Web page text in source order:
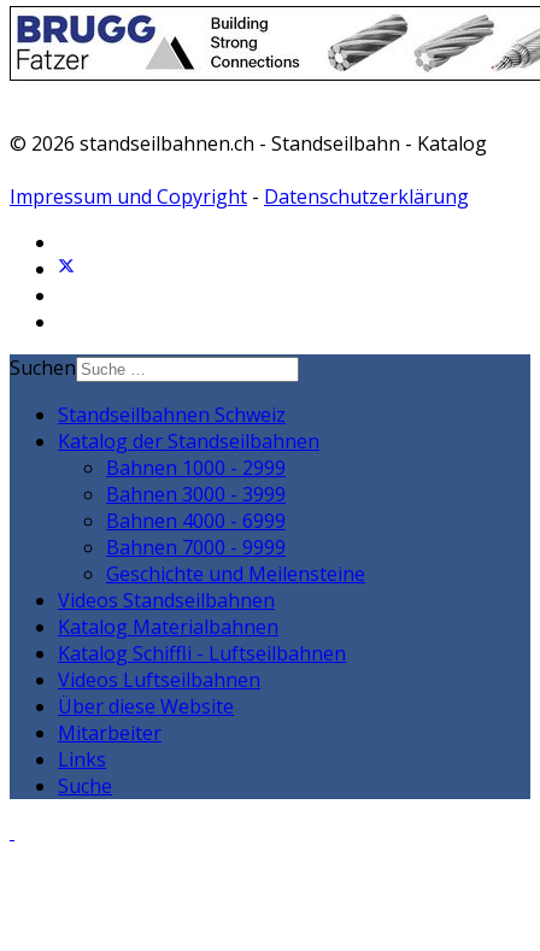
© 2026 standseilbahnen.ch - Standseilbahn - Katalog
Impressum und Copyright - Datenschutzerklärung
Suchen
Standseilbahnen Schweiz
Katalog der Standseilbahnen
Bahnen 1000 - 2999
Bahnen 3000 - 3999
Bahnen 4000 - 6999
Bahnen 7000 - 9999
Geschichte und Meilensteine
Videos Standseilbahnen
Katalog Materialbahnen
Katalog Schiffli - Luftseilbahnen
Videos Luftseilbahnen
Über diese Website
Mitarbeiter
Links
Suche